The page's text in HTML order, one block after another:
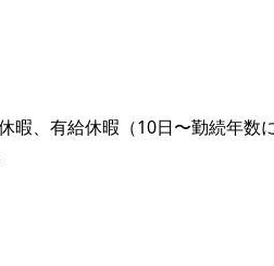
、有給休暇（10日〜勤続年数